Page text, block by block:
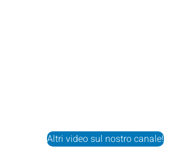
Altri video sul nostro canale!